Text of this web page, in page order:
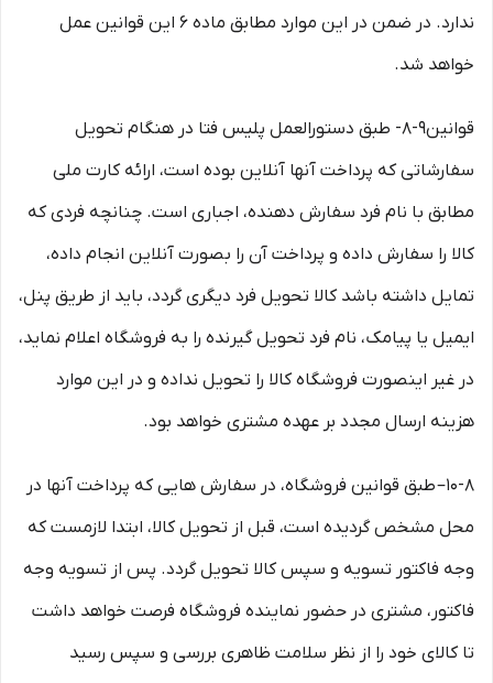
ندارد. در ضمن در این موارد مطابق ماده ۶ این قوانین عمل
خواهد شد.
قوانین۹-۸- طبق دستورالعمل پلیس فتا در هنگام تحویل
سفارشاتی که پرداخت آنها آنلاین بوده است، ارائه کارت ملی
مطابق با نام فرد سفارش دهنده، اجباری است. چنانچه فردی که
کالا را سفارش داده و پرداخت آن را بصورت آنلاین انجام داده،
تمایل داشته باشد کالا تحویل فرد دیگری گردد، باید از طریق پنل،
ایمیل یا پیامک، نام فرد تحویل گیرنده را به فروشگاه اعلام نماید،
در غیر اینصورت فروشگاه کالا را تحویل نداده و در این موارد
هزینه ارسال مجدد بر عهده مشتری خواهد بود.
۱۰-۸– طبق قوانین فروشگاه، در سفارش هایی که پرداخت آنها در
محل مشخص گردیده است، قبل از تحویل کالا، ابتدا لازمست که
وجه فاکتور تسویه و سپس کالا تحویل گردد. پس از تسویه وجه
فاکتور، مشتری در حضور نماینده فروشگاه فرصت خواهد داشت
تا کالای خود را از نظر سلامت ظاهری بررسی و سپس رسید